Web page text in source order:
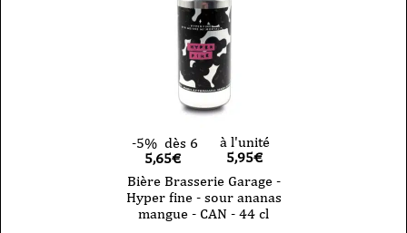
-5% dès 6
5,65€
à l'unité
5,95€
Bière Brasserie Garage -
Hyper fine - sour ananas
mangue - CAN - 44 cl